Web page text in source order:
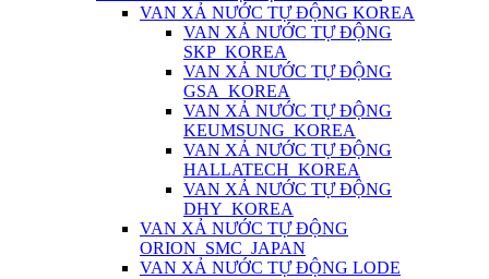
VAN XẢ NƯỚC TỰ ĐỘNG KOREA
VAN XẢ NƯỚC TỰ ĐỘNG
SKP_KOREA
VAN XẢ NƯỚC TỰ ĐỘNG
GSA_KOREA
VAN XẢ NƯỚC TỰ ĐỘNG
KEUMSUNG_KOREA
VAN XẢ NƯỚC TỰ ĐỘNG
HALLATECH_KOREA
VAN XẢ NƯỚC TỰ ĐỘNG
DHY_KOREA
VAN XẢ NƯỚC TỰ ĐỘNG
ORION_SMC_JAPAN
VAN XẢ NƯỚC TỰ ĐỘNG LODE